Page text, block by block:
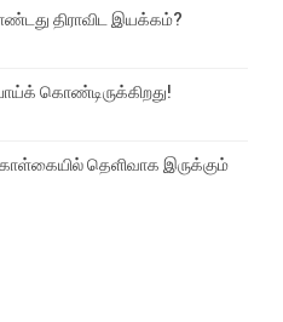
திராவிட இயக்கம்?
கொண்டிருக்கிறது!
தெளிவாக இருக்கும்